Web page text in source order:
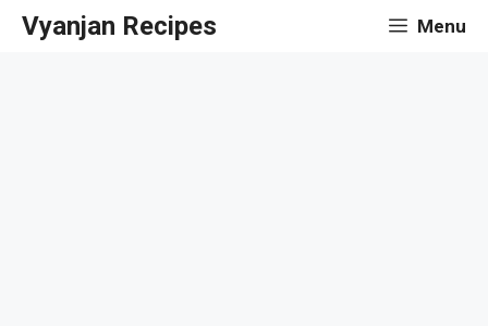
SkipVyanjan Recipes Menu